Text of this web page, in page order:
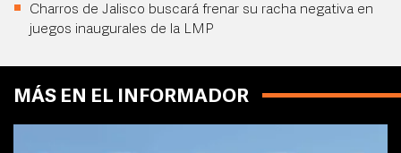
Charros de Jalisco buscará frenar su racha negativa en
juegos inaugurales de la LMP
MÁS EN EL INFORMADOR